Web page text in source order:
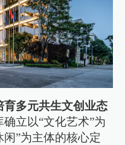
育多元共生文创业态
立以“文化艺术”为
”为主体的核心定